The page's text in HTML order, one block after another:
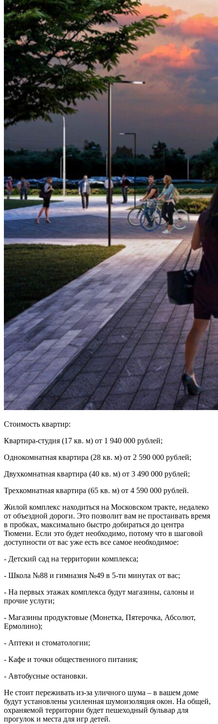
Стоимость квартир:
Квартира-студия (17 кв. м) от 1 940 000 рублей;
Однокомнатная квартира (28 кв. м) от 2 590 000 рублей;
Двухкомнатная квартира (40 кв. м) от 3 490 000 рублей;
Трехкомнатная квартира (65 кв. м) от 4 590 000 рублей.
Жилой комплекс находиться на Московском тракте, недалеко
от объездной дороги. Это позволит вам не простаивать время
в пробках, максимально быстро добираться до центра
Тюмени. Если это будет необходимо, потому что в шаговой
доступности от вас уже есть все самое необходимое:
- Детский сад на территории комплекса;
- Школа №88 и гимназия №49 в 5-ти минутах от вас;
- На первых этажах комплекса будут магазины, салоны и
прочие услуги;
- Магазины продуктовые (Монетка, Пятерочка, Абсолют,
Ермолино);
- Аптеки и стоматологии;
- Кафе и точки общественного питания;
- Автобусные остановки.
Не стоит переживать из-за уличного шума – в вашем доме
будут установлены усиленная шумоизоляция окон. На общей,
охраняемой территории будет пешеходный бульвар для
прогулок и места для игр детей.